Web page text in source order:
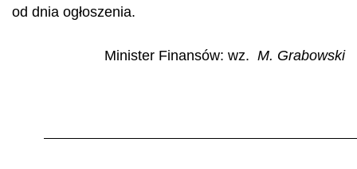
od dnia ogłoszenia.
Minister Finansów: wz. M. Grabowski